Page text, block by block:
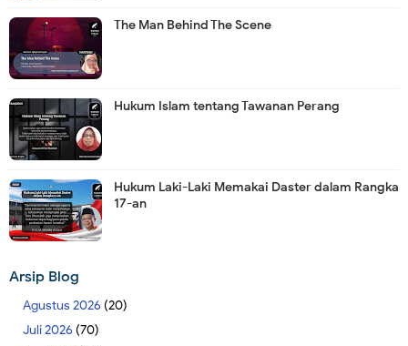
The Man Behind The Scene
Hukum Islam tentang Tawanan Perang
Hukum Laki-Laki Memakai Daster dalam Rangka
17-an
Arsip Blog
Agustus 2026 (20)
Juli 2026 (70)